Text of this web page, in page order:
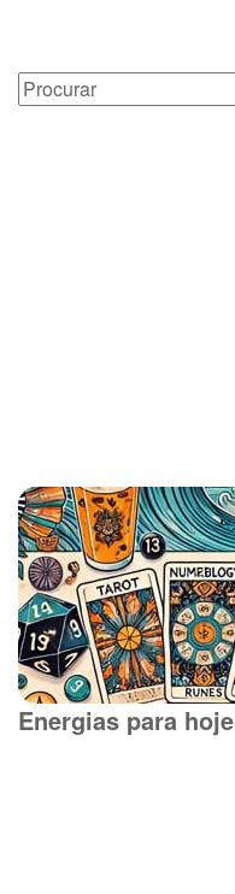
Energias para hoje